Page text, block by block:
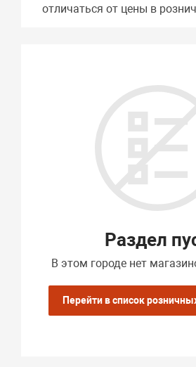
отличаться от цены в
Раздел
В этом городе нет
Перейти в список